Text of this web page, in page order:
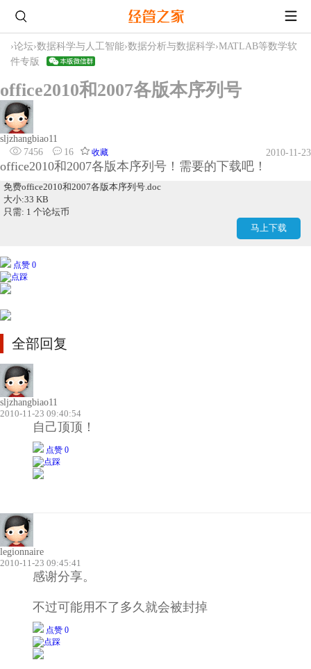
›论坛›数据科学与人工智能›数据分析与数据科学›MATLAB等数学软
件专版
office2010和2007各版本序列号
sljzhangbiao11
7456
16 收藏 2010-11-23
office2010和2007各版本序列号！需要的下载吧！
免费office2010和2007各版本序列号.doc
大小:33 KB
只需: 1 个论坛币
马上下载
点赞 0
全部回复
sljzhangbiao11
2010-11-23 09:40:54
自己顶顶！
点赞 0
legionnaire
2010-11-23 09:45:41
感谢分享。
不过可能用不了多久就会被封掉
点赞 0